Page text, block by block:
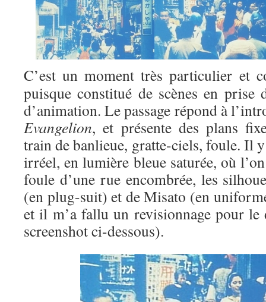
C’est un moment très particulier et
puisque constitué de scènes en prise
d’animation. Le passage répond à
Evangelion, et présente des plans
train de banlieue, gratte-ciels, foule. Il
irréel, en lumière bleue saturée, où
foule d’une rue encombrée, les
(en plug-suit) et de Misato (en
et il m’a fallu un revisionnage pour
screenshot ci-dessous).